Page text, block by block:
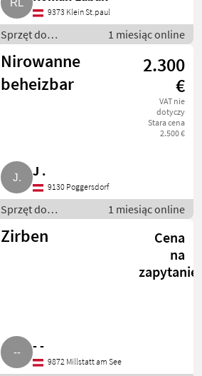
9373 Klein St.paul
Sprzęt do
sprzedaży
pośredniej / Inny
sprzęt do
sprzedaży
1 miesiąc online
Nirowanne
beheizbar
2.300
€
VAT nie
dotyczy
Stara cena
2.500 €
J .
9130 Poggersdorf
Sprzęt do
sprzedaży
pośredniej / Inny
1 miesiąc online
Zirben
Cena
na
zapytanie
- -
9872 Millstatt am See